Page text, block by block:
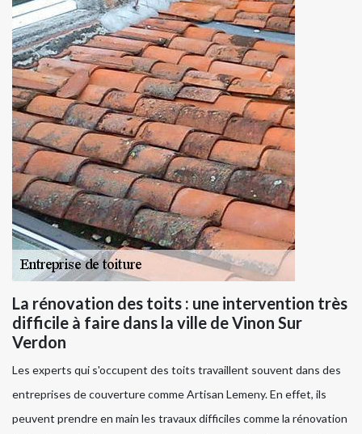
La rénovation des toits : une intervention très
difficile à faire dans la ville de Vinon Sur
Verdon
Les experts qui s'occupent des toits travaillent souvent dans des
entreprises de couverture comme Artisan Lemeny. En effet, ils
peuvent prendre en main les travaux difficiles comme la rénovation